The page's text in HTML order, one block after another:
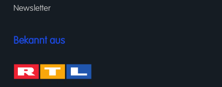
Newsletter
Bekannt aus